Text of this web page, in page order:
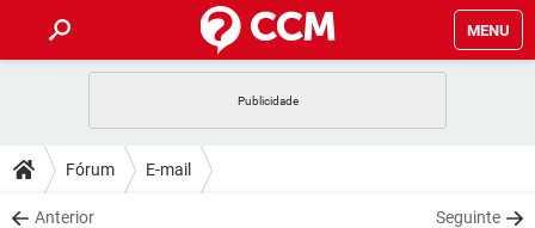
MENU
CELULAR
OUTLOOK
DICAS
JOGOS
DOWNLOADS
Fórum E-mail
Anterior Seguinte